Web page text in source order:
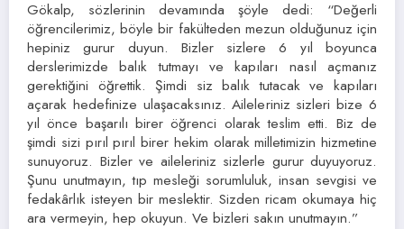
Gökalp, sözlerinin devamında şöyle dedi: “Değerli
öğrencilerimiz, böyle bir fakülteden mezun olduğunuz için
hepiniz gurur duyun. Bizler sizlere 6 yıl boyunca
derslerimizde balık tutmayı ve kapıları nasıl açmanız
gerektiğini öğrettik. Şimdi siz balık tutacak ve kapıları
açarak hedefinize ulaşacaksınız. Aileleriniz sizleri bize 6
yıl önce başarılı birer öğrenci olarak teslim etti. Biz de
şimdi sizi pırıl pırıl birer hekim olarak milletimizin hizmetine
sunuyoruz. Bizler ve aileleriniz sizlerle gurur duyuyoruz.
Şunu unutmayın, tıp mesleği sorumluluk, insan sevgisi ve
fedakârlık isteyen bir meslektir. Sizden ricam okumaya hiç
ara vermeyin, hep okuyun. Ve bizleri sakın unutmayın.”